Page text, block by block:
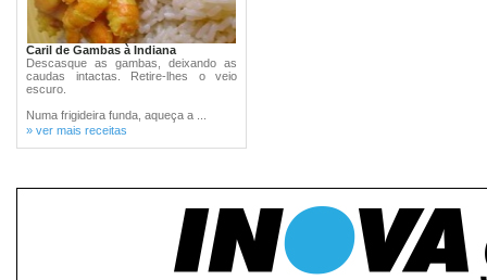
Caril de Gambas à Indiana
Descasque as gambas, deixando as
caudas intactas. Retire-lhes o veio
escuro.
Numa frigideira funda, aqueça a ...
» ver mais receitas